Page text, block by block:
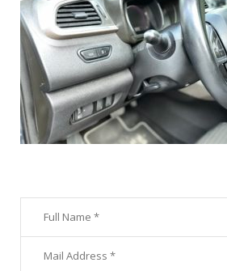
G
_
6
9
4